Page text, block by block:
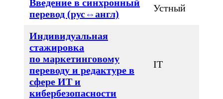
Введение в синхронный
перевод (рус⇔англ)
Устный
Индивидуальная
стажировка
по маркетинговому
переводу и редактуре в
сфере ИТ и
кибербезопасности
IT